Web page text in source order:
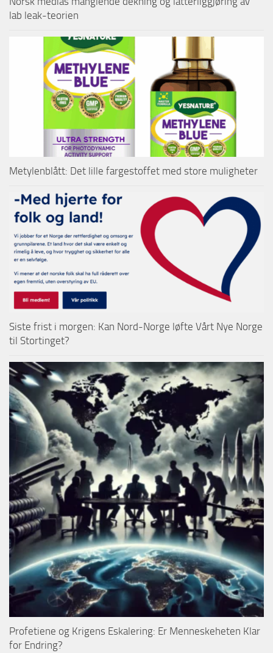
lab leak-teorien
Metylenblått: Det lille fargestoffet med store muligheter
Siste frist i morgen: Kan Nord-Norge løfte Vårt Nye Norge
til Stortinget?
Profetiene og Krigens Eskalering: Er Menneskeheten Klar
for Endring?